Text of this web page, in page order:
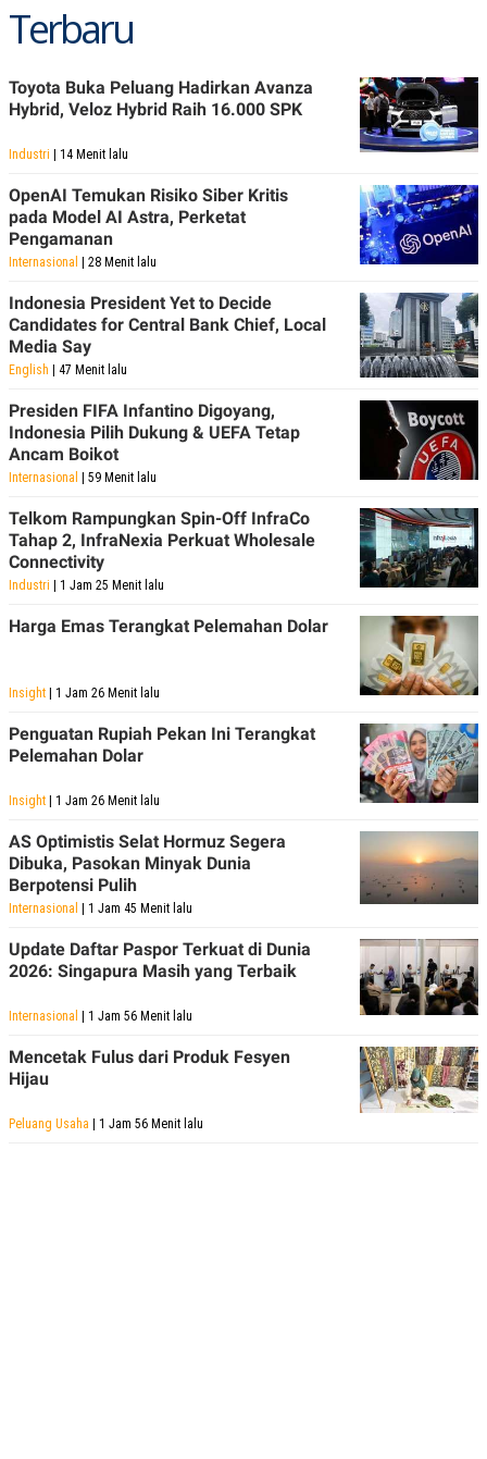
Terbaru
Toyota Buka Peluang Hadirkan Avanza
Hybrid, Veloz Hybrid Raih 16.000 SPK
Industri | 14 Menit lalu
OpenAI Temukan Risiko Siber Kritis
pada Model AI Astra, Perketat
Pengamanan
Internasional | 28 Menit lalu
Indonesia President Yet to Decide
Candidates for Central Bank Chief, Local
Media Say
English | 47 Menit lalu
Presiden FIFA Infantino Digoyang,
Indonesia Pilih Dukung & UEFA Tetap
Ancam Boikot
Internasional | 59 Menit lalu
Telkom Rampungkan Spin-Off InfraCo
Tahap 2, InfraNexia Perkuat Wholesale
Connectivity
Industri | 1 Jam 25 Menit lalu
Harga Emas Terangkat Pelemahan Dolar
Insight | 1 Jam 26 Menit lalu
Penguatan Rupiah Pekan Ini Terangkat
Pelemahan Dolar
Insight | 1 Jam 26 Menit lalu
AS Optimistis Selat Hormuz Segera
Dibuka, Pasokan Minyak Dunia
Berpotensi Pulih
Internasional | 1 Jam 45 Menit lalu
Update Daftar Paspor Terkuat di Dunia
2026: Singapura Masih yang Terbaik
Internasional | 1 Jam 56 Menit lalu
Mencetak Fulus dari Produk Fesyen
Hijau
Peluang Usaha | 1 Jam 56 Menit lalu